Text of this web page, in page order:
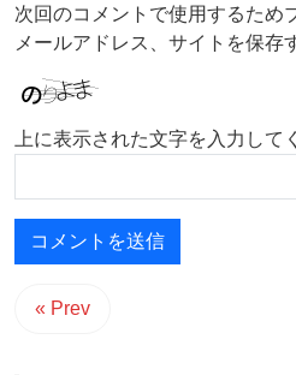
次回のコメントで使用するため
メールアドレス、サイトを保存
上に表示された文字を入力して
« Prev